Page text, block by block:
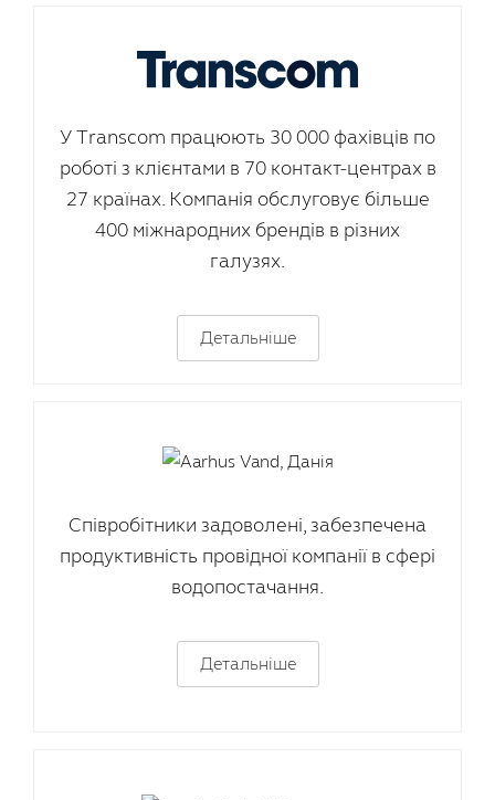
У Transcom працюють 30 000 фахівців по
роботі з клієнтами в 70 контакт-центрах в
27 країнах. Компанія обслуговує більше
400 міжнародних брендів в різних
галузях.
Детальніше
Співробітники задоволені, забезпечена
продуктивність провідної компанії в сфері
водопостачання.
Детальніше